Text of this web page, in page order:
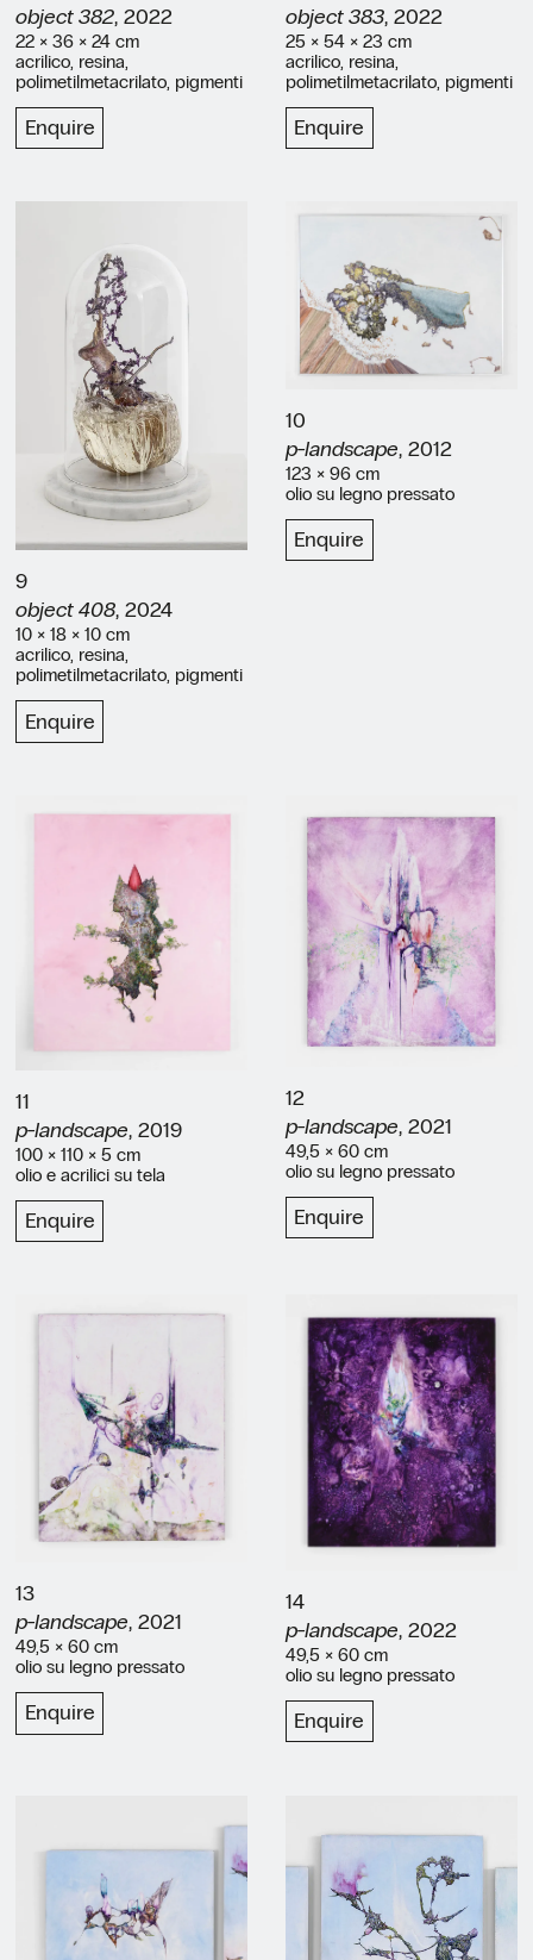
object 382, 2022
22 × 36 × 24 cm
acrilico, resina,
polimetilmetacrilato, pigmenti
Enquire
object 383, 2022
25 × 54 × 23 cm
acrilico, resina,
polimetilmetacrilato, pigmenti
Enquire
9
object 408, 2024
10 × 18 × 10 cm
acrilico, resina,
polimetilmetacrilato, pigmenti
Enquire
10
p-landscape, 2012
123 × 96 cm
olio su legno pressato
Enquire
11
p-landscape, 2019
100 × 110 × 5 cm
olio e acrilici su tela
Enquire
12
p-landscape, 2021
49,5 × 60 cm
olio su legno pressato
Enquire
13
p-landscape, 2021
49,5 × 60 cm
olio su legno pressato
Enquire
14
p-landscape, 2022
49,5 × 60 cm
olio su legno pressato
Enquire